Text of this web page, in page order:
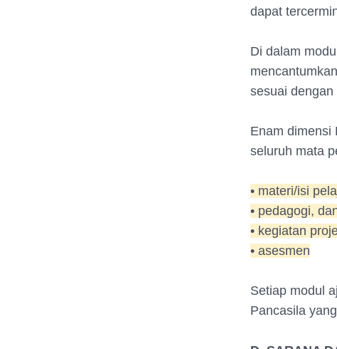
dapat
Di dalam
sesuai
Enam dimensi
seluruh mata
• materi/isi
• pedagogi,
• kegiatan
• asesmen
Setiap modul
Pancasila